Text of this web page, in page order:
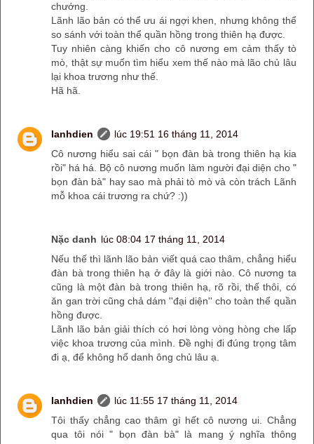
chướng.
Lãnh lão bản có thể ưu ái ngợi khen, nhưng không thể
so sánh với toàn thể quần hồng trong thiên hạ được.
Tuy nhiên càng khiến cho cô nương em cảm thấy tò
mò, thật sự muốn tìm hiểu xem thế nào mà lão chủ lâu
lại khoa trương như thế.
Hã hã.
lanhdien
lúc 19:51 16 tháng 11, 2014
Cô nương hiểu sai cái " bọn đàn bà trong thiên hạ kia
rồi" há há. Bộ cô nương muốn làm người đại diện cho "
bọn đàn bà" hay sao mà phải tò mò và còn trách Lãnh
mỗ khoa cái trương ra chứ? :))
Nặc danh lúc 08:04 17 tháng 11, 2014
Nếu thế thì lãnh lão bản viết quá cao thâm, chẳng hiểu
đàn bà trong thiên hạ ở đây là giới nào. Cô nương ta
cũng là một đàn bà trong thiên hạ, rõ rồi, thế thôi, có
ăn gan trời cũng chả dám ''đại diện'' cho toàn thể quần
hồng được.
Lãnh lão bản giải thích có hơi lòng vòng hòng che lấp
việc khoa trương của mình. Đề nghị đi đúng trọng tâm
đi ạ, để không hổ danh ông chủ lâu ạ.
lanhdien
lúc 11:55 17 tháng 11, 2014
Tôi thấy chẳng cao thâm gì hết cô nương ui. Chẳng
qua tôi nói " bọn đàn bà" là mang ý nghĩa thông